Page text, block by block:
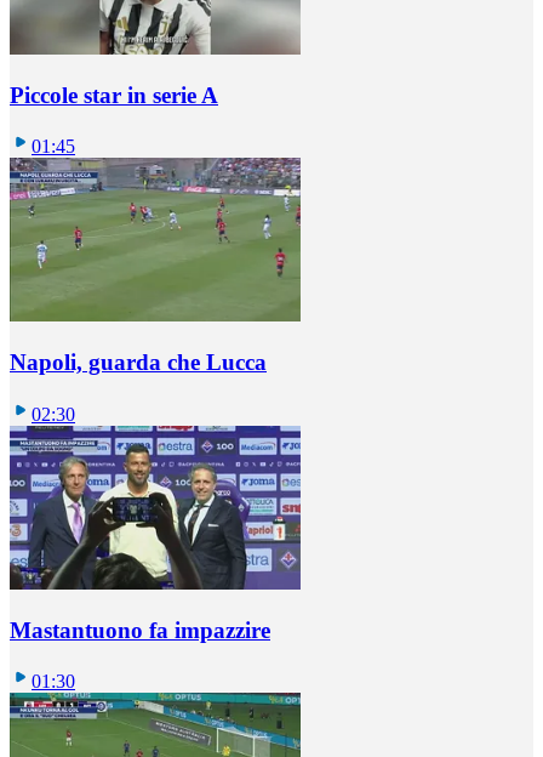
Piccole star in serie A
01:45
Napoli, guarda che Lucca
02:30
Mastantuono fa impazzire
01:30